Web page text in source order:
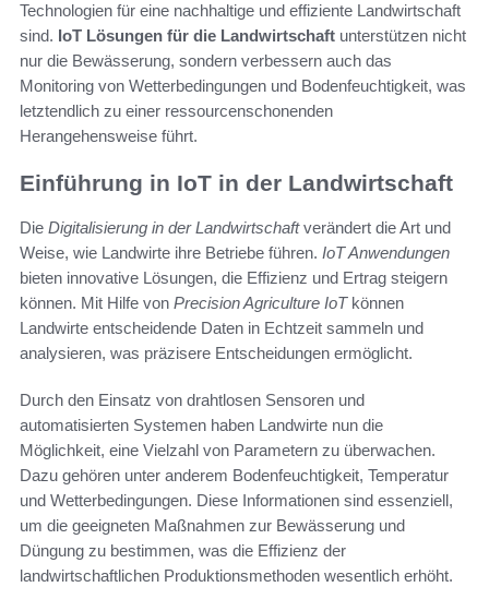
Technologien für eine nachhaltige und effiziente Landwirtschaft
sind. IoT Lösungen für die Landwirtschaft unterstützen nicht
nur die Bewässerung, sondern verbessern auch das
Monitoring von Wetterbedingungen und Bodenfeuchtigkeit, was
letztendlich zu einer ressourcenschonenden
Herangehensweise führt.
Einführung in IoT in der Landwirtschaft
Die Digitalisierung in der Landwirtschaftverändert die Art und
Weise, wie Landwirte ihre Betriebe führen. IoT Anwendungen
bieten innovative Lösungen, die Effizienz und Ertrag steigern
können. Mit Hilfe von Precision Agriculture IoTkönnen
Landwirte entscheidende Daten in Echtzeit sammeln und
analysieren, was präzisere Entscheidungen ermöglicht.
Durch den Einsatz von drahtlosen Sensoren und
automatisierten Systemen haben Landwirte nun die
Möglichkeit, eine Vielzahl von Parametern zu überwachen.
Dazu gehören unter anderem Bodenfeuchtigkeit, Temperatur
und Wetterbedingungen. Diese Informationen sind essenziell,
um die geeigneten Maßnahmen zur Bewässerung und
Düngung zu bestimmen, was die Effizienz der
landwirtschaftlichen Produktionsmethoden wesentlich erhöht.